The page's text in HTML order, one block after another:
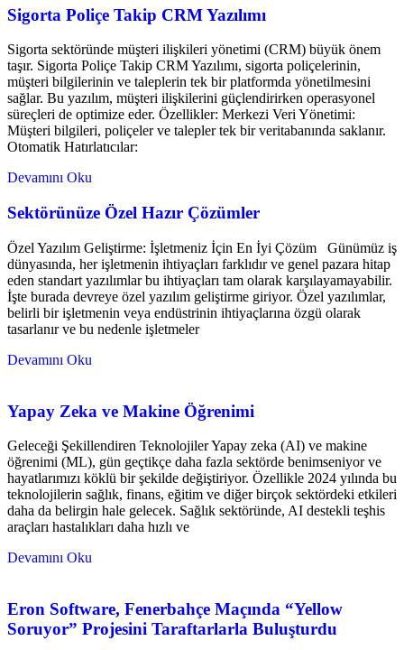
Sigorta Poliçe Takip CRM Yazılımı
Sigorta sektöründe müşteri ilişkileri yönetimi (CRM) büyük önem
taşır. Sigorta Poliçe Takip CRM Yazılımı, sigorta poliçelerinin,
müşteri bilgilerinin ve taleplerin tek bir platformda yönetilmesini
sağlar. Bu yazılım, müşteri ilişkilerini güçlendirirken operasyonel
süreçleri de optimize eder. Özellikler: Merkezi Veri Yönetimi:
Müşteri bilgileri, poliçeler ve talepler tek bir veritabanında saklanır.
Otomatik Hatırlatıcılar:
Devamını Oku
Sektörünüze Özel Hazır Çözümler
Özel Yazılım Geliştirme: İşletmeniz İçin En İyi Çözüm Günümüz iş
dünyasında, her işletmenin ihtiyaçları farklıdır ve genel pazara hitap
eden standart yazılımlar bu ihtiyaçları tam olarak karşılayamayabilir.
İşte burada devreye özel yazılım geliştirme giriyor. Özel yazılımlar,
belirli bir işletmenin veya endüstrinin ihtiyaçlarına özgü olarak
tasarlanır ve bu nedenle işletmeler
Devamını Oku
Yapay Zeka ve Makine Öğrenimi
Geleceği Şekillendiren Teknolojiler Yapay zeka (AI) ve makine
öğrenimi (ML), gün geçtikçe daha fazla sektörde benimseniyor ve
hayatlarımızı köklü bir şekilde değiştiriyor. Özellikle 2024 yılında bu
teknolojilerin sağlık, finans, eğitim ve diğer birçok sektördeki etkileri
daha da belirgin hale gelecek. Sağlık sektöründe, AI destekli teşhis
araçları hastalıkları daha hızlı ve
Devamını Oku
Eron Software, Fenerbahçe Maçında “Yellow
Soruyor” Projesini Taraftarlarla Buluşturdu